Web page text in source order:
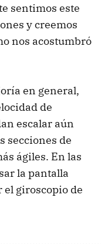
sentimos este
y creemos
nos acostumbró
en general,
de
escalar aún
secciones de
ágiles. En las
la pantalla
el giroscopio de